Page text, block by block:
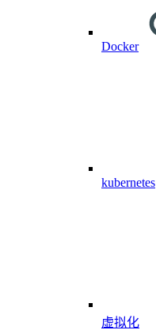
Docker
kubernetes
虚拟化